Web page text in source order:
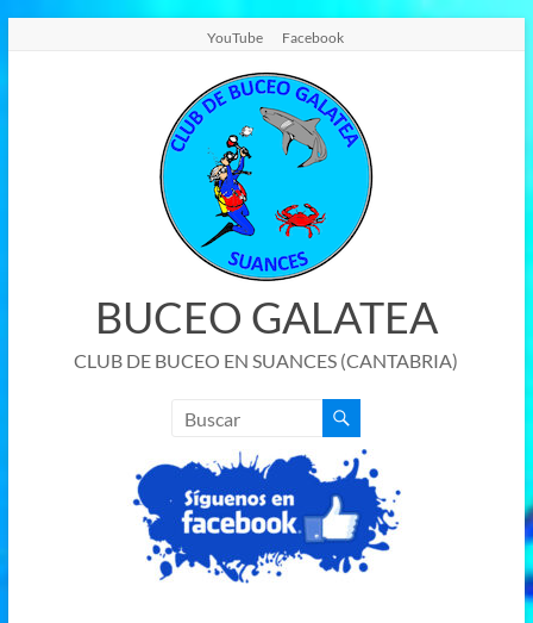
YouTube Facebook
BUCEO GALATEA
CLUB DE BUCEO EN SUANCES (CANTABRIA)